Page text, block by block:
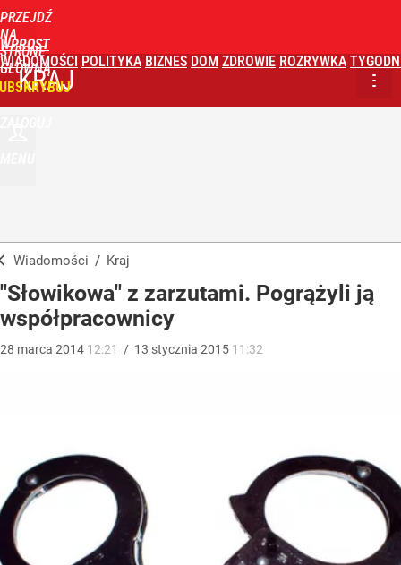
PRZEJDŹ
NA
STRONĘ
GŁÓWNĄ
WPROST
WIADOMOŚCI POLITYKA BIZNES DOM ZDROWIE ROZRYWKA
KRAJ
Wiadomości / Kraj
"Słowikowa" z zarzutami. Pogrążyli ją
współpracownicy
28 marca 2014 12:21 / 13 stycznia 2015 11:32